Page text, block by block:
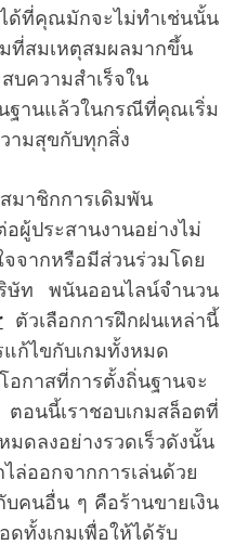
ด้ที่คุณมักจะไม่ทำเช่นนั้น
ที่สมเหตุสมผลมากขึ้น
บความสำเร็จใน
นแล้วในกรณีที่คุณเริ่ม
ามสุขกับทุกสิ่ง
มาชิกการเดิมพัน
ผู้ประสานงานอย่างไม่
จจากหรือมีส่วนร่วมโดย
ษัท พนันออนไลน์จำนวน
ตัวเลือกการฝึกฝนเหล่านี้
ก้ไขกับเกมทั้งหมด
กาสที่การตั้งถิ่นฐานจะ
นนี้เราชอบเกมสล็อตที่
ดลงอย่างรวดเร็วดังนั้น
ล่ออกจากการเล่นด้วย
บคนอื่น ๆ คือร้านขายเงิน
ทั้งเกมเพื่อให้ได้รับ